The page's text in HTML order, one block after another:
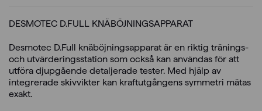
DESMOTEC D.FULL KNÄBÖJNINGSAPPARAT
Desmotec D.Full knäböjningsapparat är en riktig tränings-
och utvärderingsstation som också kan användas för att
utföra djupgående detaljerade tester. Med hjälp av
integrerade skivvikter kan kraftutgångens symmetri mätas
exakt.